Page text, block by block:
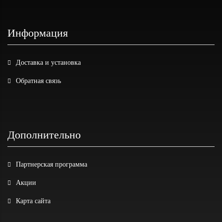
Информация
Доставка и установка
Обратная связь
Дополнительно
Партнерская программа
Акции
Карта сайта